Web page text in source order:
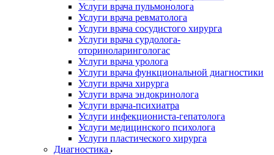
Услуги врача пульмонолога
Услуги врача ревматолога
Услуги врача сосудистого хирурга
Услуги врача сурдолога-
оториноларингологас
Услуги врача уролога
Услуги врача функциональной диагностики
Услуги врача хирурга
Услуги врача эндокринолога
Услуги врача-психиатра
Услуги инфекциониста-гепатолога
Услуги медицинского психолога
Услуги пластического хирурга
Диагностика